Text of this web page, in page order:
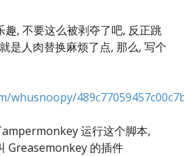
趣, 不要这么被剥夺了吧, 反正跳
是人肉替换麻烦了点, 那么, 写个
whusnoopy/
运行这个脚本,
Greasemonkey 的插件